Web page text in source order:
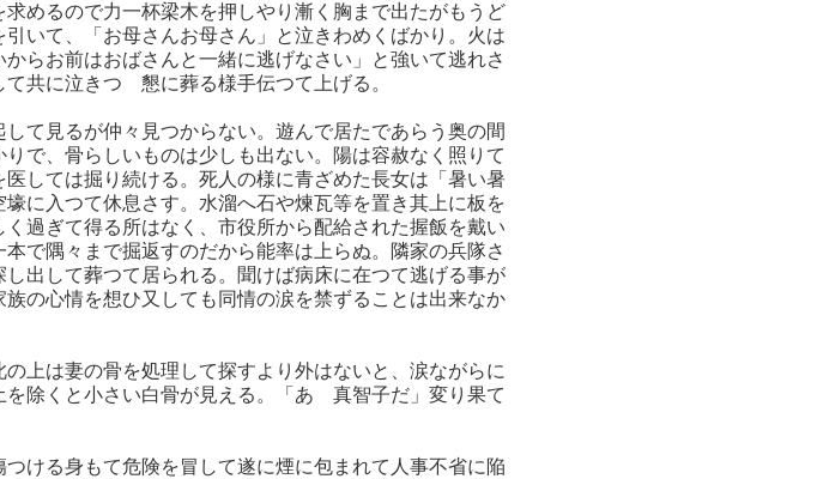
めるので力一杯梁木を押しやり漸く胸まで出たがもうど
いて、「お母さんお母さん」と泣きわめくばかり。火は
らお前はおばさんと一緒に逃げなさい」と強いて逃れさ
共に泣きつゝ懇に葬る様手伝つて上げる。
て見るが仲々見つからない。遊んで居たであらう奥の間
で、骨らしいものは少しも出ない。陽は容赦なく照りて
しては掘り続ける。死人の様に青ざめた長女は「暑い暑
に入つて休息さす。水溜へ石や煉瓦等を置き其上に板を
過ぎて得る所はなく、市役所から配給された握飯を戴い
で隅々まで掘返すのだから能率は上らぬ。隣家の兵隊さ
出して葬つて居られる。聞けば病床に在つて逃げる事が
の心情を想ひ又しても同情の涙を禁ずることは出来なか
上は妻の骨を処理して探すより外はないと、涙ながらに
除くと小さい白骨が見える。「あゝ真智子だ」変り果て
ける身もて危険を冒して遂に煙に包まれて人事不省に陥